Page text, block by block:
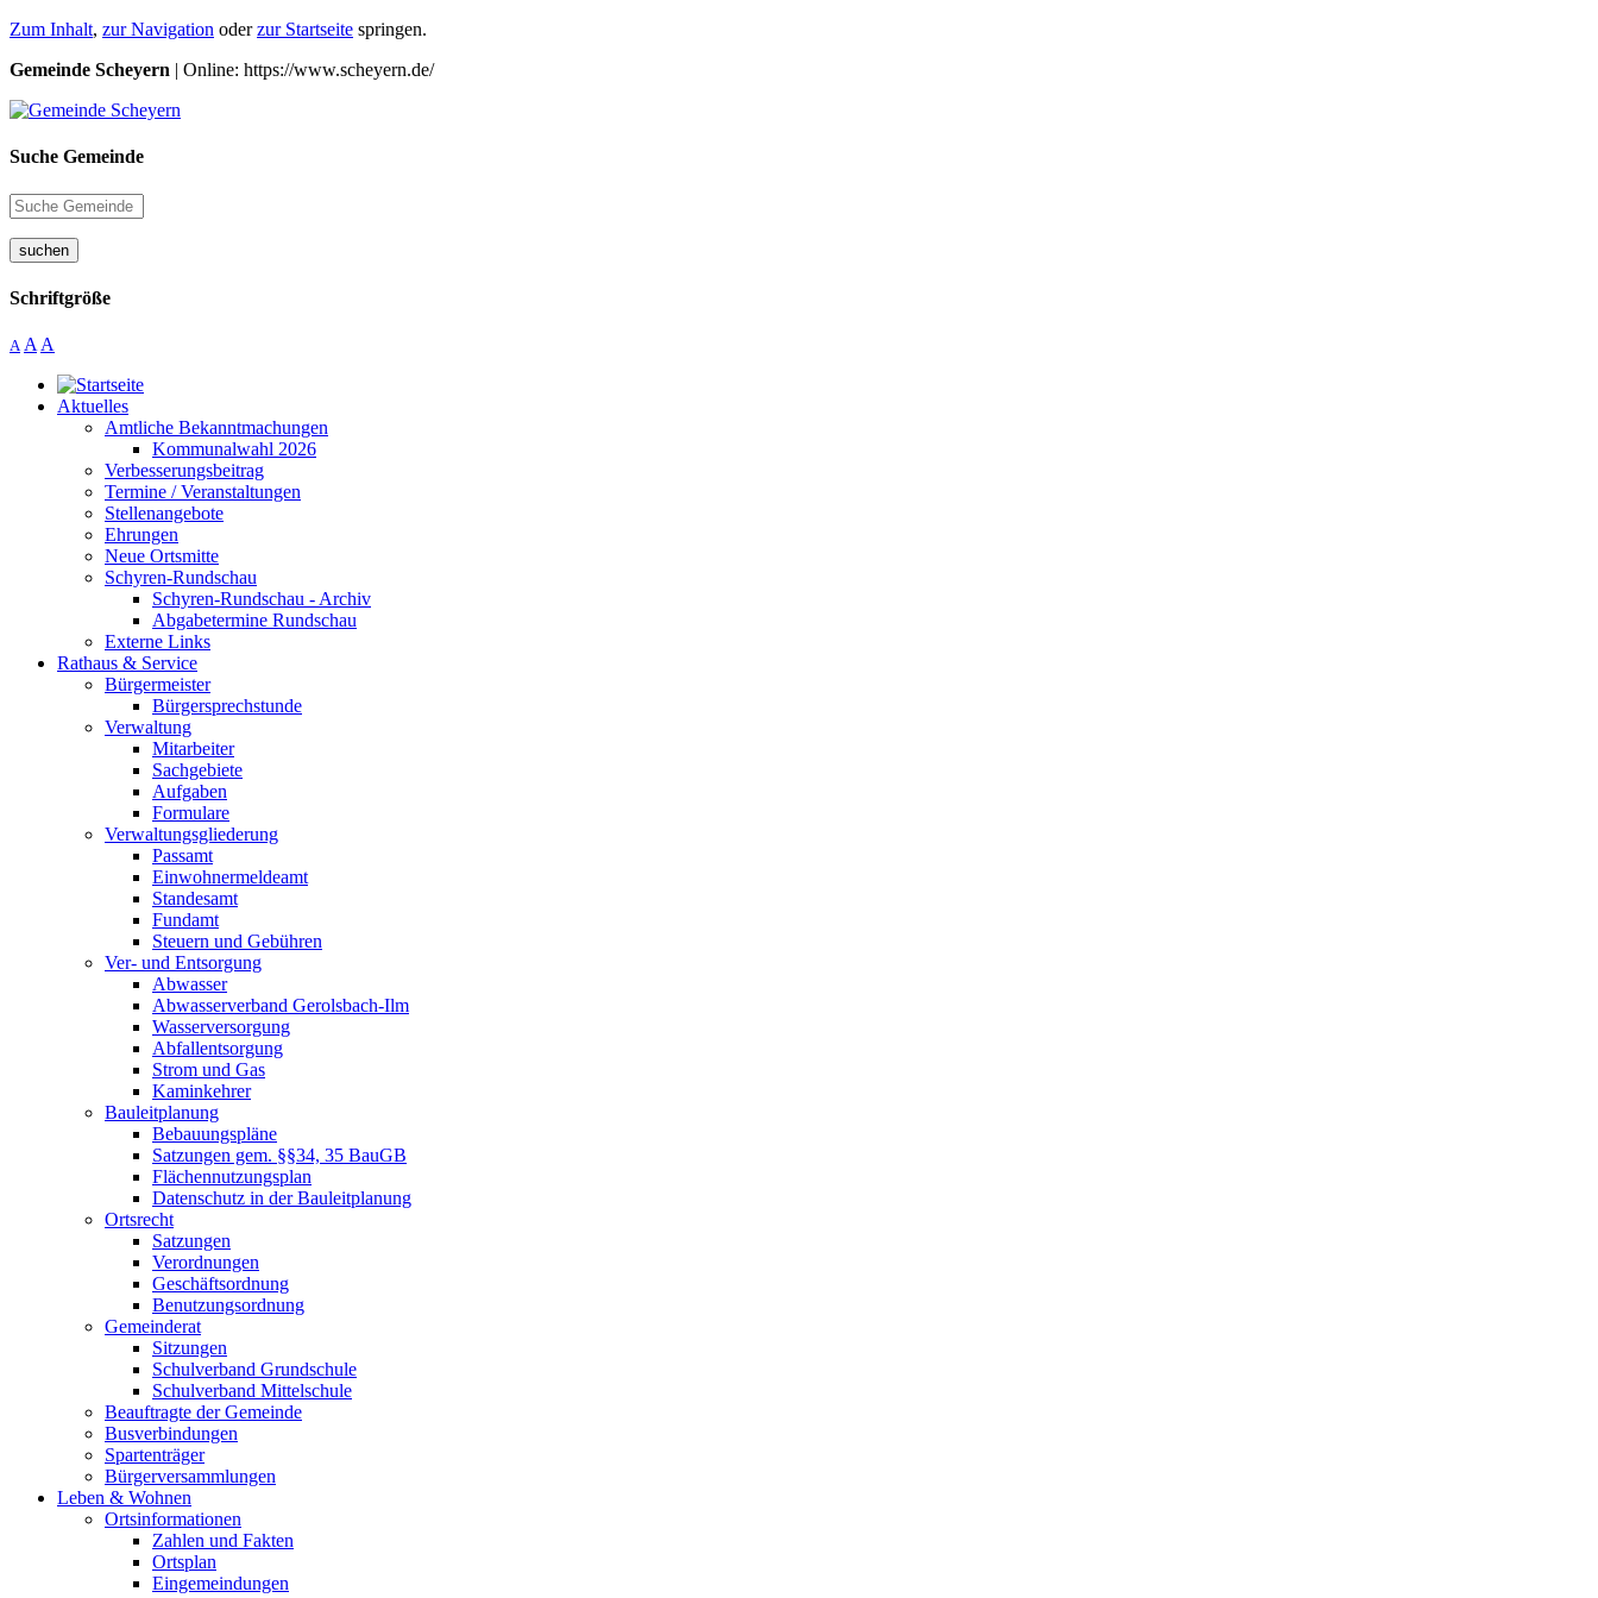
Zum Inhalt, zur Navigation oderzur Startseite springen.
Gemeinde Scheyern | Online: https://www.scheyern.de/
Suche Gemeinde
suchen
Schriftgröße
A A A
Aktuelles
Amtliche Bekanntmachungen
Kommunalwahl 2026
Verbesserungsbeitrag
Termine / Veranstaltungen
Stellenangebote
Ehrungen
Neue Ortsmitte
Schyren-Rundschau
Schyren-Rundschau - Archiv
Abgabetermine Rundschau
Externe Links
Rathaus & Service
Bürgermeister
Bürgersprechstunde
Verwaltung
Mitarbeiter
Sachgebiete
Aufgaben
Formulare
Verwaltungsgliederung
Passamt
Einwohnermeldeamt
Standesamt
Fundamt
Steuern und Gebühren
Ver- und Entsorgung
Abwasser
Abwasserverband Gerolsbach-Ilm
Wasserversorgung
Abfallentsorgung
Strom und Gas
Kaminkehrer
Bauleitplanung
Bebauungspläne
Satzungen gem. §§34, 35 BauGB
Flächennutzungsplan
Datenschutz in der Bauleitplanung
Ortsrecht
Satzungen
Verordnungen
Geschäftsordnung
Benutzungsordnung
Gemeinderat
Sitzungen
Schulverband Grundschule
Schulverband Mittelschule
Beauftragte der Gemeinde
Busverbindungen
Spartenträger
Bürgerversammlungen
Leben & Wohnen
Ortsinformationen
Zahlen und Fakten
Ortsplan
Eingemeindungen